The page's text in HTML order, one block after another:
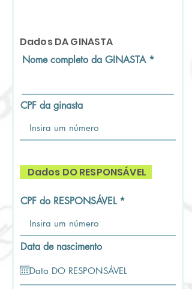
Dados DA GINASTA
Nome completo da GINASTA
CPF da ginasta
Dados DO RESPONSÁVEL
CPF do RESPONSÁVEL
Data de nascimento